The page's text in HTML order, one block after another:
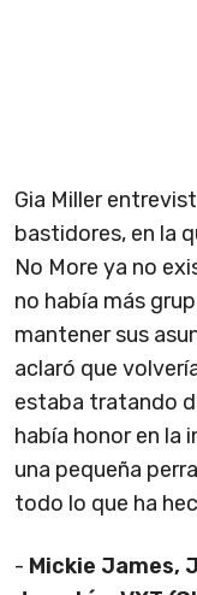
Gia Miller
bastidores, en la
No More ya no
no había más
mantener sus
aclaró que
estaba tratando
había honor en la
una pequeña
todo lo que ha
- Mickie James,